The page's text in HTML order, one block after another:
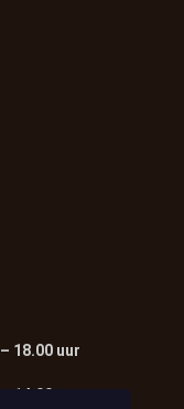
18.00 uur
14.00 uur